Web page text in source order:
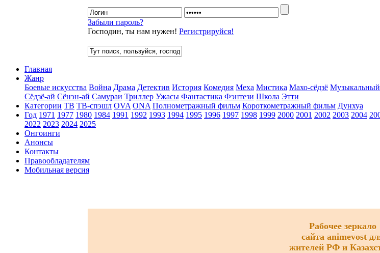
Забыли пароль?
Господин, ты нам нужен! Регистрируйся!
Главная
Жанр
Боевые искусства Война Драма Детектив История Комедия Меха Мистика Махо-сёдзё Музыкальный
Сёдзё-ай Сёнэн-ай Самураи Триллер Ужасы Фантастика Фэнтези Школа Этти
Категории ТВ ТВ-спэшл OVA ONA Полнометражный фильм Короткометражный фильм Дунхуа
Год 1971 1977 1980 1984 1991 1992 1993 1994 1995 1996 1997 1998 1999 2000 2001 2002 2003 2004
2022 2023 2024 2025
Онгоинги
Анонсы
Контакты
Правообладателям
Мобильная версия
Рабочее зеркало
сайта animevost
жителей РФ и